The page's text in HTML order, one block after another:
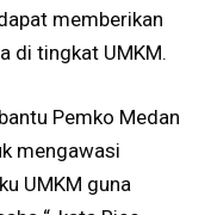
memberikan
di tingkat UMKM.
Pemko Medan
mengawasi
UMKM guna